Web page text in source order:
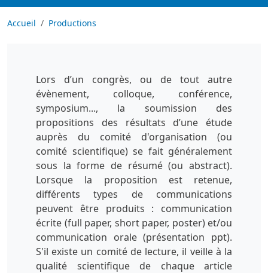
Accueil Productions
Lors d’un congrès, ou de tout autre
évènement, colloque, conférence,
symposium..., la soumission des
propositions des résultats d’une étude
auprès du comité d'organisation (ou
comité scientifique) se fait généralement
sous la forme de résumé (ou abstract).
Lorsque la proposition est retenue,
différents types de communications
peuvent être produits : communication
écrite (full paper, short paper, poster) et/ou
communication orale (présentation ppt).
S'il existe un comité de lecture, il veille à la
qualité scientifique de chaque article